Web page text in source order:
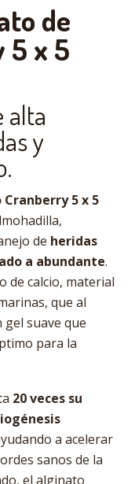
de
5 x 5
alta
y
5 x 5
de heridas
a abundante.
de calcio, material
que al
suave que
para la
20 veces su
a acelerar
sanos de la
el alginato